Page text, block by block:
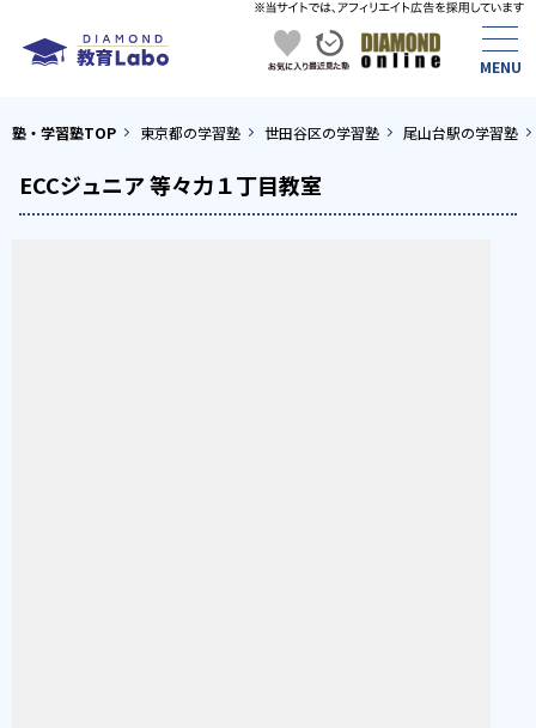
塾・学習塾TOP 東京都の学習塾 世田谷区の学習塾 尾山台駅の学習塾
ECCジュニア 等々力１丁目教室